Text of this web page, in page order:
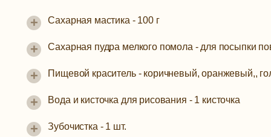
Сахарная мастика - 100 г
+
Сахарная пудра мелкого помола - для посыпки
+
Пищевой краситель - коричневый, оранжевый,,
+
Вода и кисточка для рисования - 1 кисточка
+
Зубочистка - 1 шт.
+